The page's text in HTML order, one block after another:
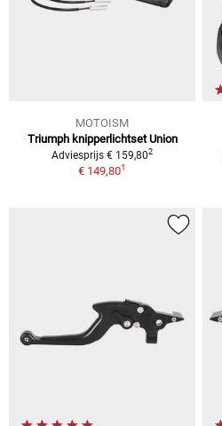
MOTOISM
Triumph knipperlichtset Union
Adviesprijs € 159,802
€ 149,801